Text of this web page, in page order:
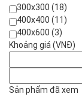
300x300 (18)
400x400 (11)
400x600 (3)
Khoảng giá (VNĐ)
Sản phẩm đã xem